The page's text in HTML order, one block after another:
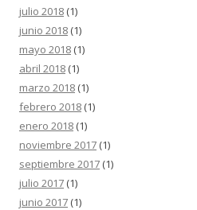
julio 2018 (1)
junio 2018 (1)
mayo 2018 (1)
abril 2018 (1)
marzo 2018 (1)
febrero 2018 (1)
enero 2018 (1)
noviembre 2017 (1)
septiembre 2017 (1)
julio 2017 (1)
junio 2017 (1)